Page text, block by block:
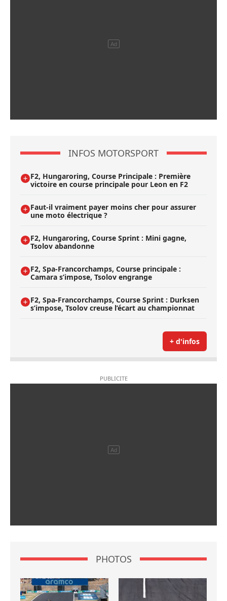
INFOS MOTORSPORT
F2, Hungaroring, Course Principale : Première
victoire en course principale pour Leon en F2
Faut-il vraiment payer moins cher pour assurer
une moto électrique ?
F2, Hungaroring, Course Sprint : Mini gagne,
Tsolov abandonne
F2, Spa-Francorchamps, Course principale :
Camara s’impose, Tsolov engrange
F2, Spa-Francorchamps, Course Sprint : Durksen
s’impose, Tsolov creuse l’écart au championnat
+ d'infos
PHOTOS